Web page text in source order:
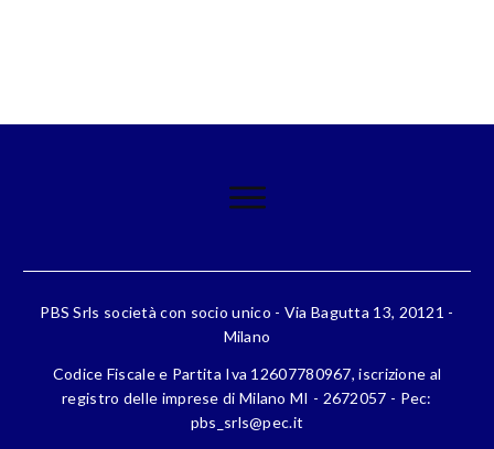
PBS Srls società con socio unico - Via Bagutta 13, 20121 -
Milano
Codice Fiscale e Partita Iva 12607780967, iscrizione al
registro delle imprese di Milano MI - 2672057 - Pec:
pbs_srls@pec.it